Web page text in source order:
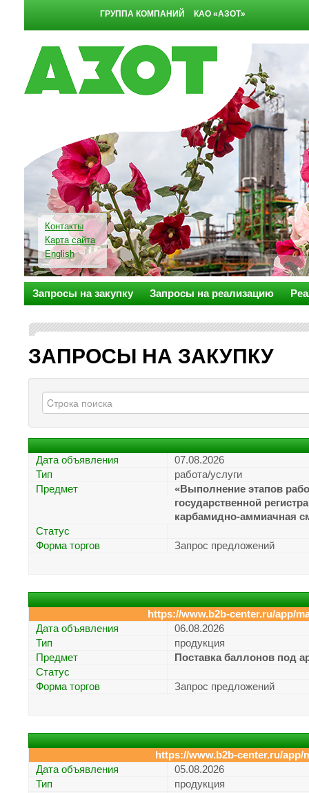
ГРУППА КОМПАНИЙ КАО «АЗОТ»
Контакты
Карта сайта
English
Запросы на закупку Запросы на реализацию
ЗАПРОСЫ НА ЗАКУПКУ
Дата объявления
07.08.2026
Тип
работа/услуги
Предмет
«Выполнение этапов
государственной
карбамидно-аммиачная
Статус
Форма торгов
Запрос предложений
https://www.b2b-center.ru/app/
Дата объявления
06.08.2026
Тип
продукция
Предмет
Поставка баллонов под
Статус
Форма торгов
Запрос предложений
https://www.b2b-center.ru/app/
Дата объявления
05.08.2026
Тип
продукция